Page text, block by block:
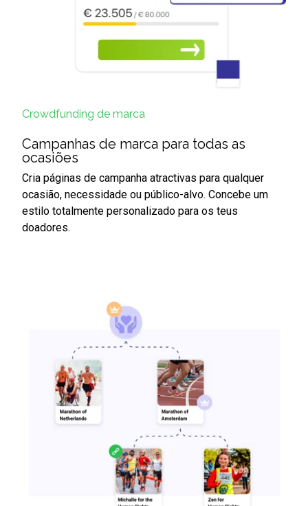
Crowdfunding de marca
Campanhas de marca para todas as
ocasiões
Cria páginas de campanha atractivas para qualquer
ocasião, necessidade ou público-alvo. Concebe um
estilo totalmente personalizado para os teus
doadores.